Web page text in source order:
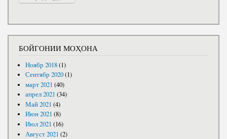
БОЙГОНИИ МОҲОНА
Ноябр 2018(1)
Сентябр 2020(1)
март 2021 (40)
апрел 2021 (34)
Май 2021 (4)
Июн 2021 (8)
Июл 2021 (16)
Август 2021 (2)